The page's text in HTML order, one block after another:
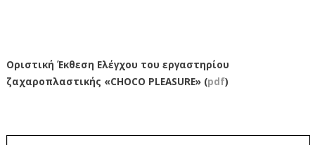
Οριστική Έκθεση Ελέγχου του εργαστηρίου
ζαχαροπλαστικής «CHOCO PLEASURE» (pdf)